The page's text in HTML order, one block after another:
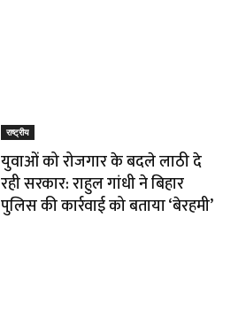
राष्ट्रीय
युवाओं को रोजगार के बदले लाठी दे
रही सरकार: राहुल गांधी ने बिहार
पुलिस की कार्रवाई को बताया ‘बेरहमी’